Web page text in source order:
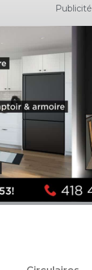
Publicité